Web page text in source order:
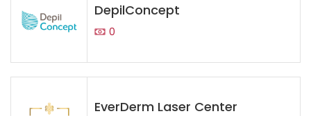
DepilConcept
0
EverDerm Laser Center